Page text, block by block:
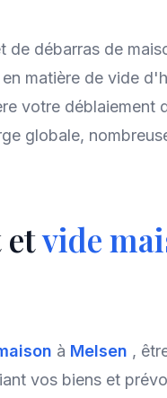
débarras de
matière de vide
votre déblaiement
globale,
etvide
à Melsen ,
vos biens et